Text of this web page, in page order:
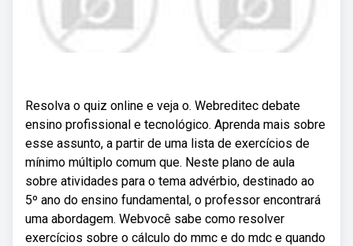
Resolva o quiz online e veja o. Webreditec debate
ensino profissional e tecnológico. Aprenda mais sobre
esse assunto, a partir de uma lista de exercícios de
mínimo múltiplo comum que. Neste plano de aula
sobre atividades para o tema advérbio, destinado ao
5º ano do ensino fundamental, o professor encontrará
uma abordagem. Webvocê sabe como resolver
exercícios sobre o cálculo do mmc e do mdc e quando